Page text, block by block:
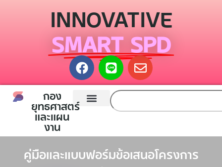
INNOVATIVE
SMART SPD
กอง
ยุทธศาสตร์
และแผน
งาน
คู่มือและแบบฟอร์มข้อเสนอโครงการ